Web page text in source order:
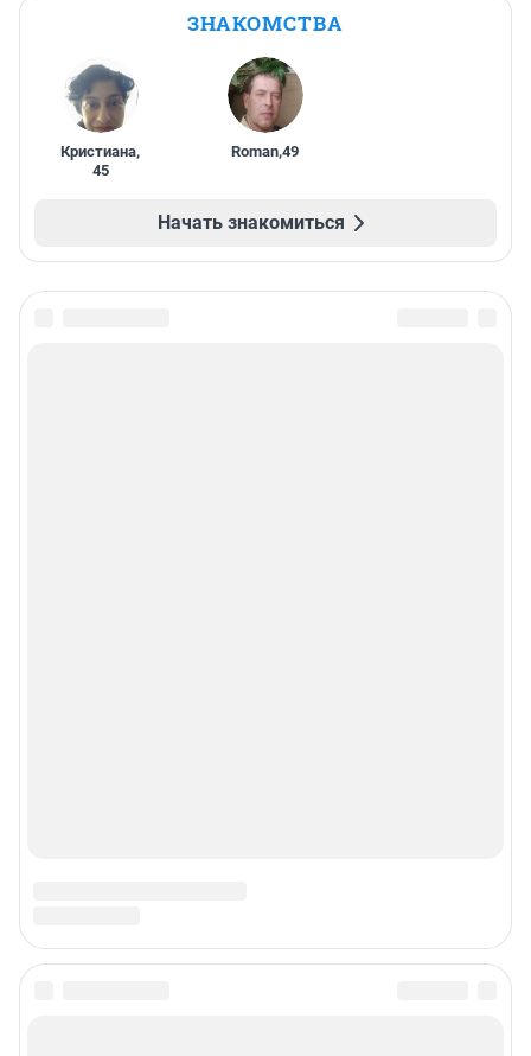
ЗНАКОМСТВА
Кристиана,
45
Roman,49
Начать знакомиться